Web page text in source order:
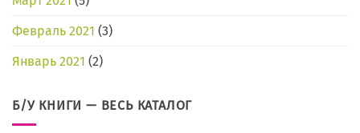
Февраль 2021 (3)
Январь 2021 (2)
Б/У КНИГИ — ВЕСЬ КАТАЛОГ